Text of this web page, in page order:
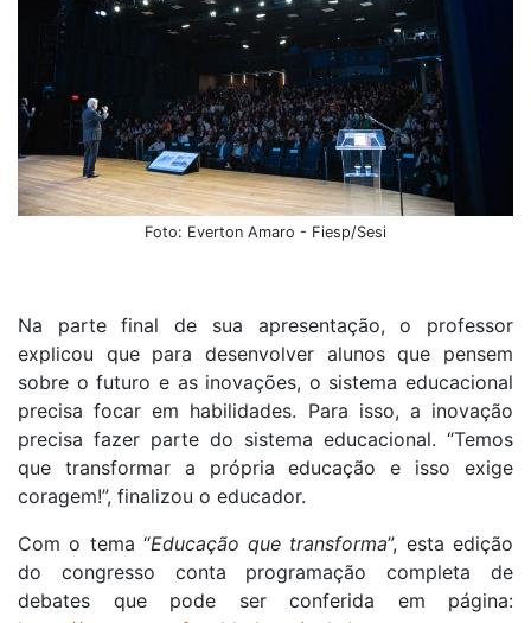
Foto: Everton Amaro - Fiesp/Sesi
Na parte final de sua apresentação, o professor
explicou que para desenvolver alunos que pensem
sobre o futuro e as inovações, o sistema educacional
precisa focar em habilidades. Para isso, a inovação
precisa fazer parte do sistema educacional. “Temos
que transformar a própria educação e isso exige
coragem!”, finalizou o educador.
Com o tema “Educação que transforma”, esta edição
do congresso conta programação completa de
debates que pode ser conferida em página: